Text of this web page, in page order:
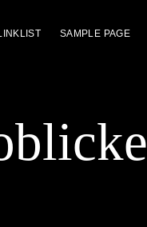
SAMPLE PAGE